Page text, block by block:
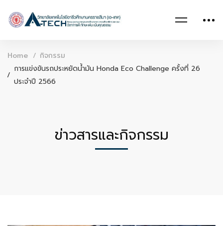
Home
กิจกรรม
การแข่งขันรถประหยัดน้ำมัน Honda Eco Challenge ครั้งที่ 26
ประจำปี 2566
ข่าวสารและกิจกรรม